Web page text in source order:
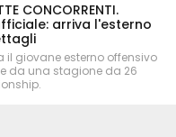
CONCORRENTI.
arriva l'esterno
il giovane esterno offensivo
da una stagione da 26